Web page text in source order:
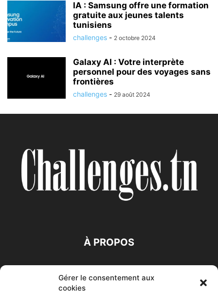
Gérer le consentement aux
cookies
IA : Samsung offre une formation
gratuite aux jeunes talents
tunisiens
challenges - 2 octobre 2024
Galaxy AI : Votre interprète
personnel pour des voyages sans
frontières
challenges - 29 août 2024
À PROPOS